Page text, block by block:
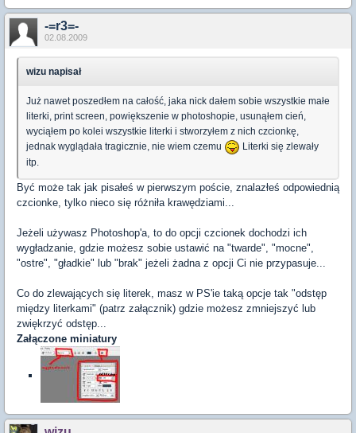
-=r3=-
02.08.2009
wizu napisał
Już nawet poszedłem na całość, jaka nick dałem sobie wszystkie małe
literki, print screen, powiększenie w photoshopie, usunąłem cień,
wyciąłem po kolei wszystkie literki i stworzyłem z nich czcionkę,
jednak wyglądała tragicznie, nie wiem czemu
Literki się zlewały
itp.
Być może tak jak pisałeś w pierwszym poście, znalazłeś odpowiednią
czcionke, tylko nieco się różniła krawędziami...
Jeżeli używasz Photoshop'a, to do opcji czcionek dochodzi ich
wygładzanie, gdzie możesz sobie ustawić na "twarde", "mocne",
"ostre", "gładkie" lub "brak" jeżeli żadna z opcji Ci nie przypasuje...
Co do zlewających się literek, masz w PS'ie taką opcje tak "odstęp
między literkami" (patrz załącznik) gdzie możesz zmniejszyć lub
zwiękrzyć odstęp...
Załączone miniatury